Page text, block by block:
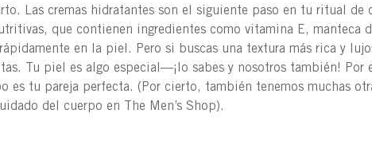
Las cremas hidratantes son el siguiente paso en tu ritual de
que contienen ingredientes como vitamina E, manteca
en la piel. Pero si buscas una textura más rica y
Tu piel es algo especial—¡lo sabes y nosotros también! Por
es tu pareja perfecta. (Por cierto, también tenemos muchas
del cuerpo en The Men’s Shop).